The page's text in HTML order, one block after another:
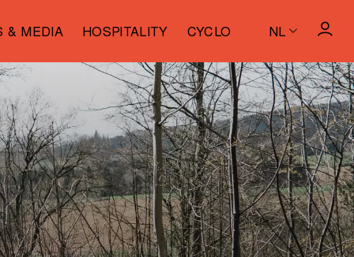
& MEDIA HOSPITALITY CYCLO NL